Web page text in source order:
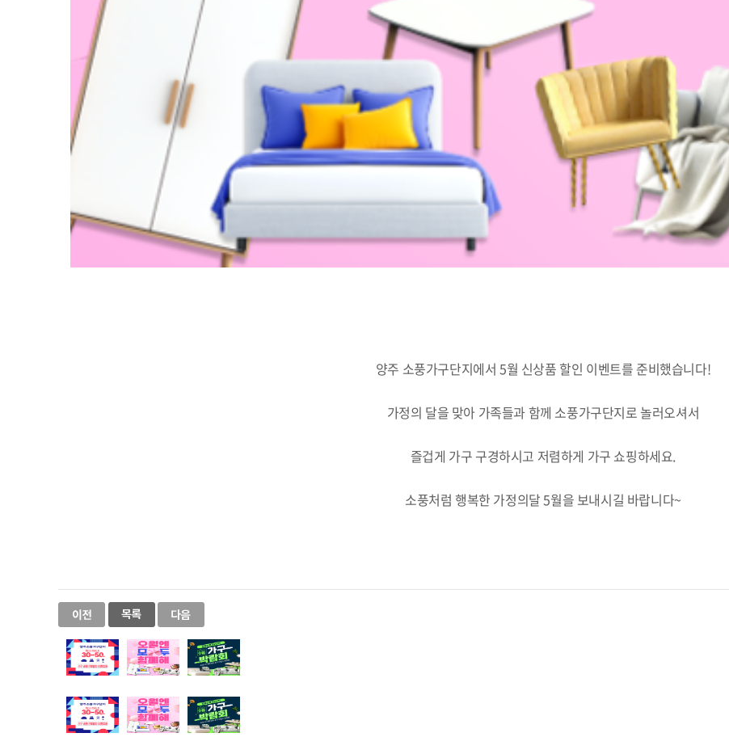
양주 소풍가구단지에서 5월 신상품 할인 이벤트를 준비했습니다!
가정의 달을 맞아 가족들과 함께 소풍가구단지로 놀러오셔서
즐겁게 가구 구경하시고 저렴하게 가구 쇼핑하세요.
소풍처럼 행복한 가정의달 5월을 보내시길 바랍니다~